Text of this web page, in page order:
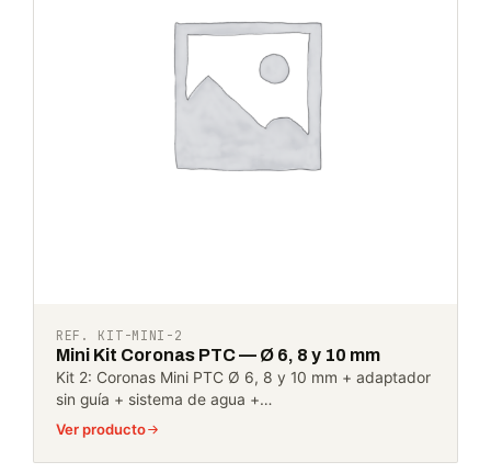
REF. KIT-MINI-2
Mini Kit Coronas PTC — Ø 6, 8 y 10 mm
Kit 2: Coronas Mini PTC Ø 6, 8 y 10 mm + adaptador
sin guía + sistema de agua +…
Ver producto